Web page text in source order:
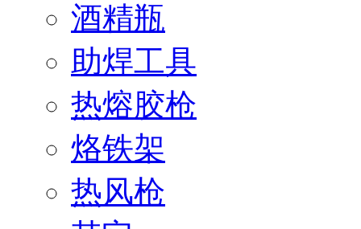
酒精瓶
助焊工具
热熔胶枪
烙铁架
热风枪